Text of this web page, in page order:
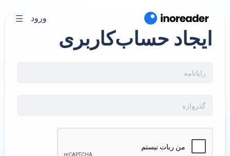
ورود
ایجاد حساب‌کاربری